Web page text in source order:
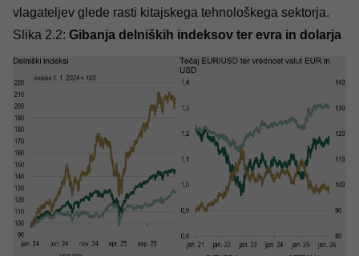
vlagateljev glede rasti kitajskega tehnološkega sektorja.
Slika 2.2: Gibanja delniških indeksov ter evra in dolarja